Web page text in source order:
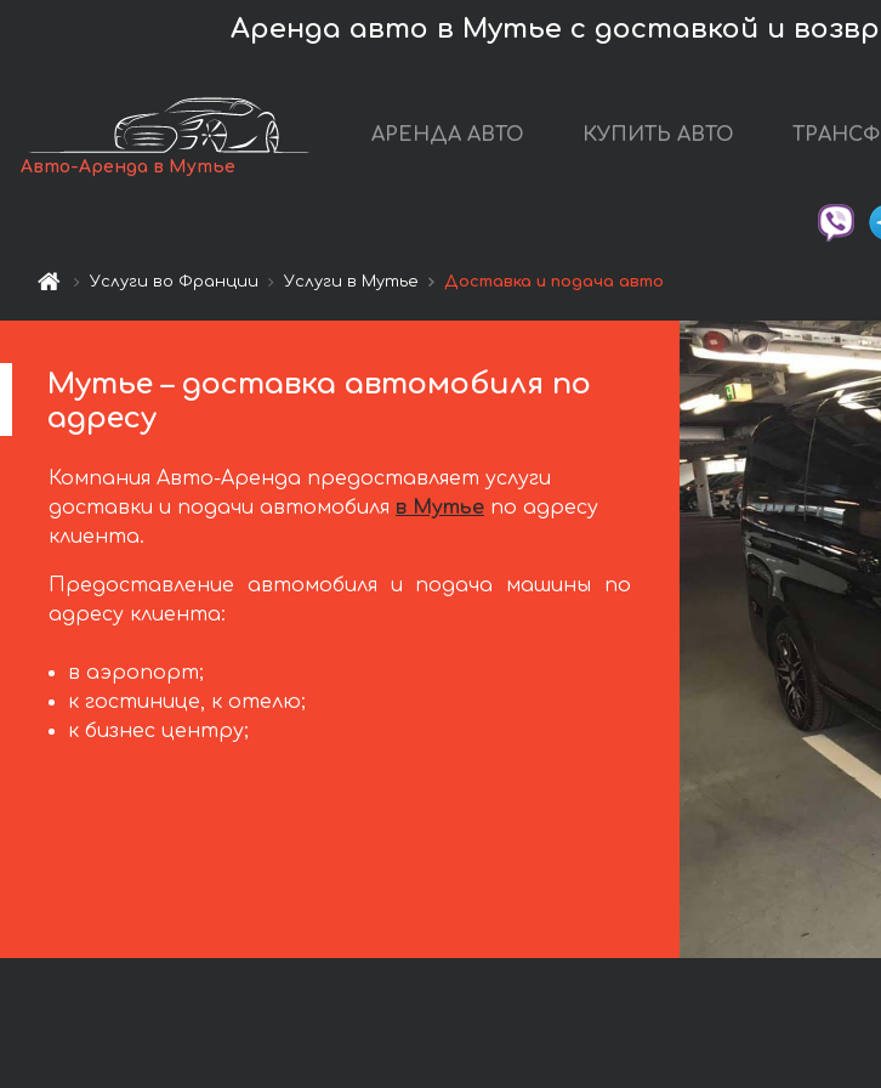
Аренда авто в Мутье с доставкой и
Авто-Аренда в Мутье
АРЕНДА АВТО КУПИТЬ АВТО
Услуги во Франции Услуги в Мутье Доставка и подача авто
Мутье – доставка автомобиля по
адресу
Компания Авто-Аренда предоставляет услуги
доставки и подачи автомобиля в Мутье по адресу
клиента.
Предоставление автомобиля и подача машины по
адресу клиента:
в аэропорт;
к гостинице, к отелю;
к бизнес центру;